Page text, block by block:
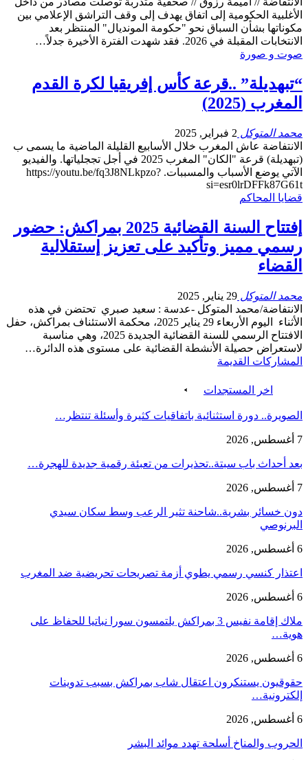
الأغلبية الحكومية إلى اتفاق يهدف إلى وقف التراشق الإعلامي بين
مكوناتها بشأن السباق نحو "حكومة المونديال" المنتظر بعد
الانتخابات المقبلة في 2026. فقد شهدت الفترة الأخيرة جدلاً…
صوت و صورة
“تبهديلة” ..قرعة كأس إفريقيا لكرة القدم
المغرب (2025)
محمد المتوكل 2 فبراير, 2025
الانتفاضة عاش المغرب خلال الأسابيع القليلة الماضية ما يسمى ب
(تبهديلة) قرعة "الكان" المغرب 2025 في أجل تججلياتها. والفيديو
الآتي يوضع الأسباب والمسببات. https://youtu.be/fq3J8NLkpzo?
si=esr0lrDFFk87G61t
قضايا المحاكم
إفتتاح السنة القضائية 2025 بمراكش: حضور
رسمي مميز وتأكيد على تعزيز إستقلالية
القضاء
محمد المتوكل 29 يناير, 2025
الانتفاضة/محمد المتوكل -عدسة : سعيد صبري تحتضن في هذه
الأثناء اليوم الأربعاء 29 يناير 2025، محكمة الاستئناف بمراكش، حفل
الافتتاح الرسمي للسنة القضائية الجديدة 2025، وهي مناسبة
لاستعراض حصيلة الأنشطة القضائية على مستوى هذه الدائرة…
المشاركات القديمة
اخر المستجدات
الصويرة.. دورة استثنائية باتفاقيات كثيرة وأسئلة تنتظر…
7 أغسطس, 2026
بعد أحداث باب سبتة..تحذيرات من تعبئة رقمية جديدة للهجرة…
7 أغسطس, 2026
دون خسائر بشرية..شاحنة تثير الرعب وسط سكان سيدي
البرنوصي
6 أغسطس, 2026
اعتذار كنسي رسمي يطوي أزمة تصريحات تحريضية ضد المغرب
6 أغسطس, 2026
ملاك إقامة نفيس 3 بمراكش يلتمسون سورا نباتيا للحفاظ على
هوية…
6 أغسطس, 2026
حقوقيون يستنكرون اعتقال شاب بمراكش بسبب تدوينات
إلكترونية…
6 أغسطس, 2026
الحروب والمناخ أسلحة تهدد موائد البشر